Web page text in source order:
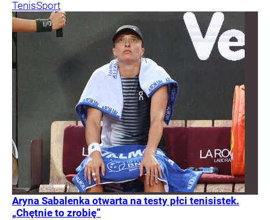
TenisSport
Aryna Sabalenka otwarta na testy płci tenisistek.
„Chętnie to zrobię”